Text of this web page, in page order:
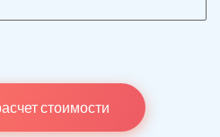
стоимости